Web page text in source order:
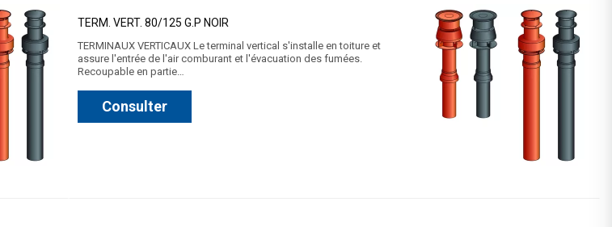
TERM. VERT. 80/125 G.P NOIR
TERMINAUX VERTICAUX Le terminal vertical s'installe en toiture et
assure l'entrée de l'air comburant et l'évacuation des fumées.
Recoupable en partie…
Consulter